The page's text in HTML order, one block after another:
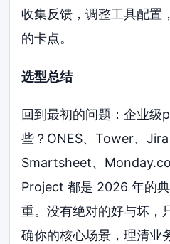
收集反馈，调整工具配置
的卡点。
选型总结
回到最初的问题：企业
些？ONES、Tower、Jira
Smartsheet、
Project 都是 2026 年的
重。没有绝对的好与坏，
确你的核心场景，理清业